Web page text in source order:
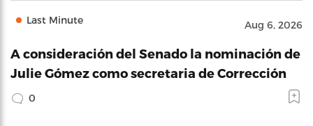
Last Minute Aug 6, 2026
A consideración del Senado la nominación de
Julie Gómez como secretaria de Corrección
0